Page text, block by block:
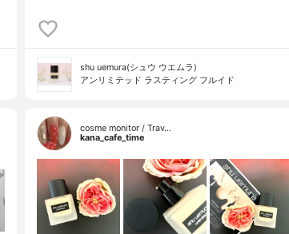
shu uemura(シュウ ウエムラ)
アンリミテッド ラスティング フルイド
cosme monitor / Trav…
kana_cafe_time